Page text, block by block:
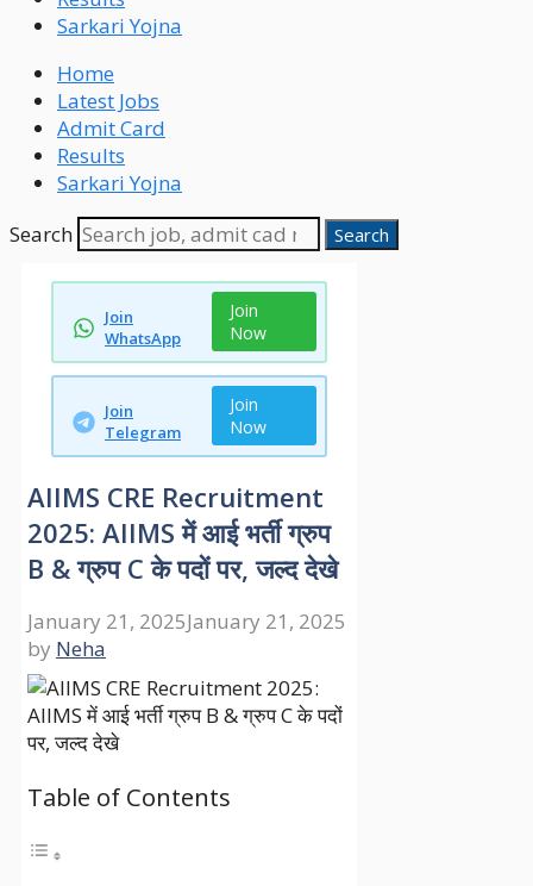
Sarkari Yojna
Home
Latest Jobs
Admit Card
Results
Sarkari Yojna
Search
Search
Join
WhatsApp
Join
Now
Join
Telegram
Join
Now
AIIMS CRE Recruitment
2025: AIIMS में आई भर्ती ग्रुप
B & ग्रुप C के पदों पर, जल्द देखे
January 21, 2025January 21, 2025
by Neha
Table of Contents